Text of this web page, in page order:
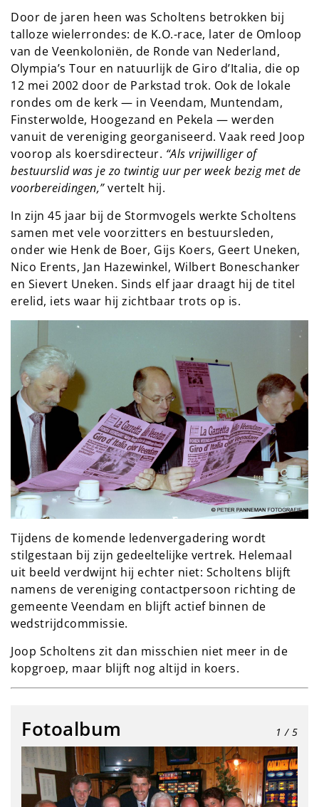
Door de jaren heen was Scholtens betrokken bij
talloze wielerrondes: de K.O.-race, later de Omloop
van de Veenkoloniën, de Ronde van Nederland,
Olympia’s Tour en natuurlijk de Giro d’Italia, die op
12 mei 2002 door de Parkstad trok. Ook de lokale
rondes om de kerk — in Veendam, Muntendam,
Finsterwolde, Hoogezand en Pekela — werden
vanuit de vereniging georganiseerd. Vaak reed Joop
voorop als koersdirecteur. “Als vrijwilliger of
bestuurslid was je zo twintig uur per week bezig met de
voorbereidingen,”vertelt hij.
In zijn 45 jaar bij de Stormvogels werkte Scholtens
samen met vele voorzitters en bestuursleden,
onder wie Henk de Boer, Gijs Koers, Geert Uneken,
Nico Erents, Jan Hazewinkel, Wilbert Boneschanker
en Sievert Uneken. Sinds elf jaar draagt hij de titel
erelid, iets waar hij zichtbaar trots op is.
Tijdens de komende ledenvergadering wordt
stilgestaan bij zijn gedeeltelijke vertrek. Helemaal
uit beeld verdwijnt hij echter niet: Scholtens blijft
namens de vereniging contactpersoon richting de
gemeente Veendam en blijft actief binnen de
wedstrijdcommissie.
Joop Scholtens zit dan misschien niet meer in de
kopgroep, maar blijft nog altijd in koers.
Fotoalbum 1 / 5